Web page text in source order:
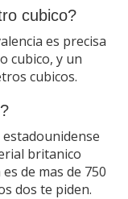
cubico?
es precisa
cubico, y un
cubicos.
britanico
de mas de 750
dos te piden.